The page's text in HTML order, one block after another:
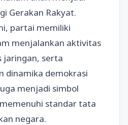
Gerakan Rakyat.
partai memiliki
menjalankan aktivitas
jaringan, serta
dinamika demokrasi
menjadi simbol
standar tata
negara.